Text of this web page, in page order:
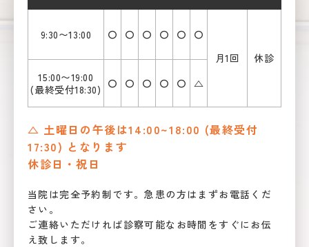
9:30〜13:00 〇 〇 〇 〇 〇
〇
月1回
休診
15:00〜19:00
(最終受付18:30) 〇 〇 〇 〇 〇 △
△ 土曜日の午後は14:00~18:00 (最終受付
17:30) となります
休診日・祝日
当院は完全予約制です。急患の方はまずお電話くだ
さい。
ご連絡いただければ診察可能なお時間をすぐにお伝
え致します。